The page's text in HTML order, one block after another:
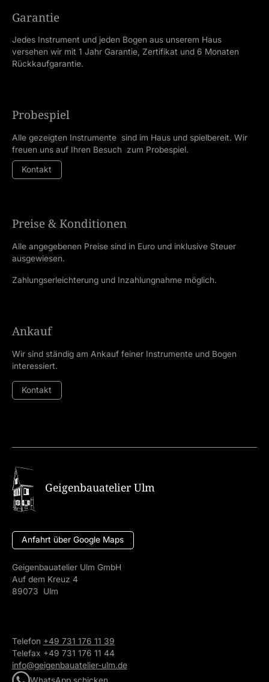
Garantie
Jedes Instrument und jeden Bogen aus unserem Haus
versehen wir mit 1 Jahr Garantie, Zertifikat und 6 Monaten
Rückkaufgarantie.
Probespiel
Alle gezeigten Instrumente sind im Haus und spielbereit. Wir
freuen uns auf Ihren Besuch zum Probespiel.
Kontakt
Preise & Konditionen
Alle angegebenen Preise sind in Euro und inklusive Steuer
ausgewiesen.
Zahlungserleichterung und Inzahlungnahme möglich.
Ankauf
Wir sind ständig am Ankauf feiner Instrumente und Bogen
interessiert.
Kontakt
Geigenbauatelier Ulm
Anfahrt über Google Maps
Geigenbauatelier Ulm GmbH
Auf dem Kreuz 4
89073 Ulm
Telefon +49 731 176 11 39
Telefax +49 731 176 11 44
info@geigenbauatelier-ulm.de